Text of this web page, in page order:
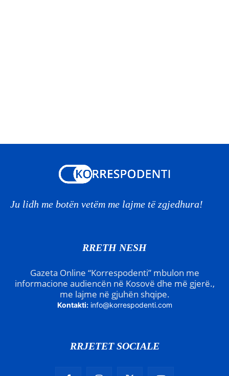
Ju lidh me botën vetëm me lajme të zgjedhura!
RRETH NESH
Gazeta Online “Korrespodenti” mbulon me
informacione audiencën në Kosovë dhe më gjerë.,
me lajme në gjuhën shqipe.
Kontakti: info@korrespodenti.com
RRJETET SOCIALE